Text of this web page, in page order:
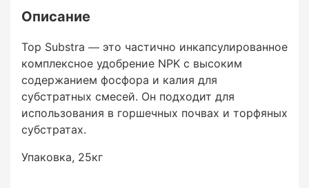
Описание
Top Substra — это частично инкапсулированное
комплексное удобрение NPK с высоким
содержанием фосфора и калия для
субстратных смесей. Он подходит для
использования в горшечных почвах и торфяных
субстратах.
Упаковка, 25кг